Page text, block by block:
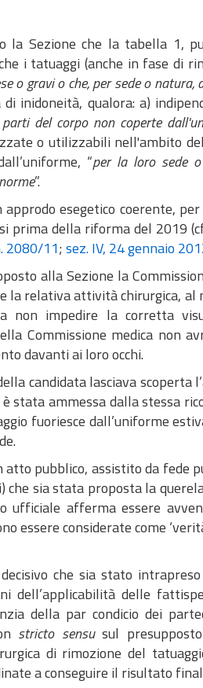
la Sezione che la tabella 1,
i tatuaggi (anche in fase di
o gravi o che, per sede o
di inidoneità, qualora: a)
del corpo non coperte
o utilizzabili nell'ambito
“per la loro sede
”.
esegetico coerente,
prima della riforma del 2019
2080/11; sez. IV, 24 gennaio
alla Sezione la
la relativa attività chirurgica, al
non impedire la corretta
Commissione medica non
davanti ai loro occhi.
candidata lasciava scoperta
stata ammessa dalla stessa
fuoriesce dall’uniforme
atto pubblico, assistito da fede
che sia stata proposta la
ufficiale afferma essere
essere considerate come
che sia stato
dell’applicabilità delle
della par condicio dei
stricto sensusul
di rimozione del
a conseguire il risultato